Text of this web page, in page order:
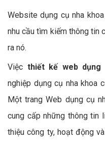
Website dụng cụ nha
nhu cầu tìm kiếm thông tin
ra nó.
Việc thiết kế web dụng
nghiệp dụng cụ nha khoa
Một trang Web dụng cụ
cung cấp những thông tin
thiệu công ty, hoạt động